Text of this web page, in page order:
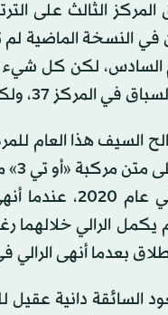
في النسخة الماضية
السادس، لكن كل
من بين المرشحين للمنافسة على الفوز.
بعدما أنهى الرالي